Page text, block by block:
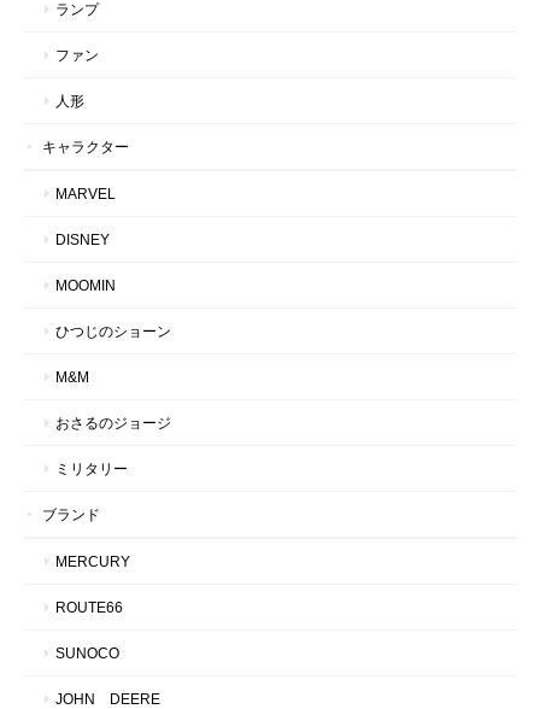
ランプ
ファン
人形
キャラクター
MARVEL
DISNEY
MOOMIN
ひつじのショーン
M&M
おさるのジョージ
ミリタリー
ブランド
MERCURY
ROUTE66
SUNOCO
JOHN DEERE